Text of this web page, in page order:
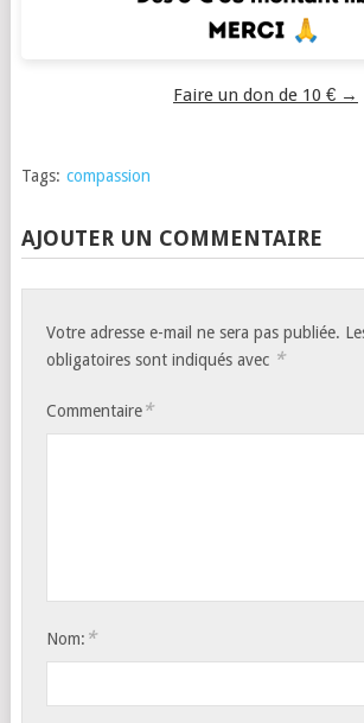
Faire un don de 10 € →
Tags: compassion
AJOUTER UN COMMENTAIRE
Votre adresse e-mail ne sera pas publiée.
obligatoires sont indiqués avec *
Commentaire*
Nom: *